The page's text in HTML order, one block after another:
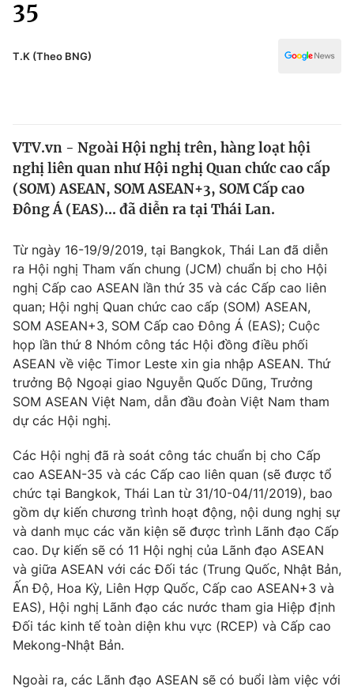
Tin tức
Thế giới đó đây
Câu chuyện quốc tế
Kinh tế
Tài chính
Góc doanh nghiệp
Dữ liệu và đời sống
Truyền hình
Phim VTV
Hậu trường
Nhân vật
Khán giả
Giải sao mai
Giải trí
Điện ảnh
Âm nhạc
Sao
Đời sống
Du lịch
Làm đẹp
Chất lượng cuộc sống
Giáo dục
Tuyển sinh
Học trực tuyến
Hitech Công nghệ tương lai
Sản phẩm
Thị trường
Tư vấn
Giao lưu trực tuyến
Lịch phát sóng
Chuyên mục khác
Emagazine Podcast
Giáo dục
35
T.K (Theo BNG)
VTV.vn - Ngoài Hội nghị trên, hàng loạt hội
nghị liên quan như Hội nghị Quan chức cao cấp
(SOM) ASEAN, SOM ASEAN+3, SOM Cấp cao
Đông Á (EAS)... đã diễn ra tại Thái Lan.
Từ ngày 16-19/9/2019, tại Bangkok, Thái Lan đã diễn
ra Hội nghị Tham vấn chung (JCM) chuẩn bị cho Hội
nghị Cấp cao ASEAN lần thứ 35 và các Cấp cao liên
quan; Hội nghị Quan chức cao cấp (SOM) ASEAN,
SOM ASEAN+3, SOM Cấp cao Đông Á (EAS); Cuộc
họp lần thứ 8 Nhóm công tác Hội đồng điều phối
ASEAN về việc Timor Leste xin gia nhập ASEAN. Thứ
trưởng Bộ Ngoại giao Nguyễn Quốc Dũng, Trưởng
SOM ASEAN Việt Nam, dẫn đầu đoàn Việt Nam tham
dự các Hội nghị.
Các Hội nghị đã rà soát công tác chuẩn bị cho Cấp
cao ASEAN-35 và các Cấp cao liên quan (sẽ được tổ
chức tại Bangkok, Thái Lan từ 31/10-04/11/2019), bao
gồm dự kiến chương trình hoạt động, nội dung nghị sự
và danh mục các văn kiện sẽ được trình Lãnh đạo Cấp
cao. Dự kiến sẽ có 11 Hội nghị của Lãnh đạo ASEAN
và giữa ASEAN với các Đối tác (Trung Quốc, Nhật Bản,
Ấn Độ, Hoa Kỳ, Liên Hợp Quốc, Cấp cao ASEAN+3 và
EAS), Hội nghị Lãnh đạo các nước tham gia Hiệp định
Đối tác kinh tế toàn diện khu vực (RCEP) và Cấp cao
Mekong-Nhật Bản.
Ngoài ra, các Lãnh đạo ASEAN sẽ có buổi làm việc với